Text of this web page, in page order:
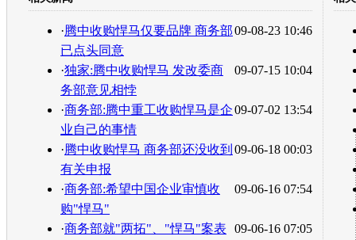
转发至：
09-08-23 10:46
·腾中收购悍马仅要品牌 商务部
已点头同意
09-07-15 10:04
·独家:腾中收购悍马 发改委商
务部意见相悖
09-07-02 13:54
·商务部:腾中重工收购悍马是企
业自己的事情
09-06-18 00:03
·腾中收购悍马 商务部还没收到
有关申报
09-06-16 07:54
·商务部:希望中国企业审慎收
购"悍马"
09-06-16 07:05
·商务部就"两拓"、"悍马"案表